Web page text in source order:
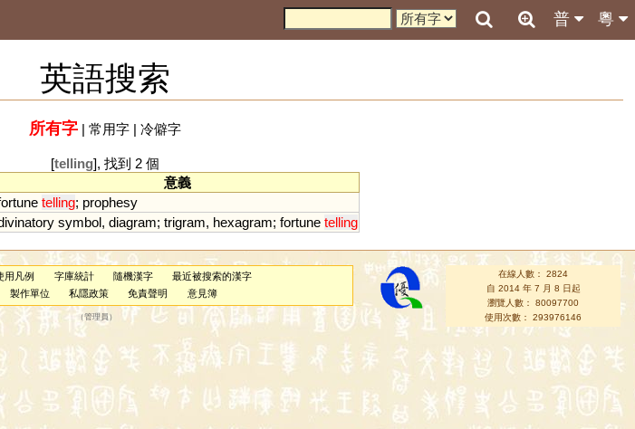
粵
普
英語搜索
所有字| 常用字| 冷僻字
[telling], 找到 2 個
意義
telling; prophesy
symbol, diagram; trigram, hexagram; fortune telling
用凡例 字庫統計 隨機漢字
最近被搜索的漢字
製作單位 私隱政策 免責聲明 意見簿
（管理員 ）
在線人數： 2824
自 2014 年 7 月 8 日起
瀏覽人數： 80097700
使用次數： 293976146